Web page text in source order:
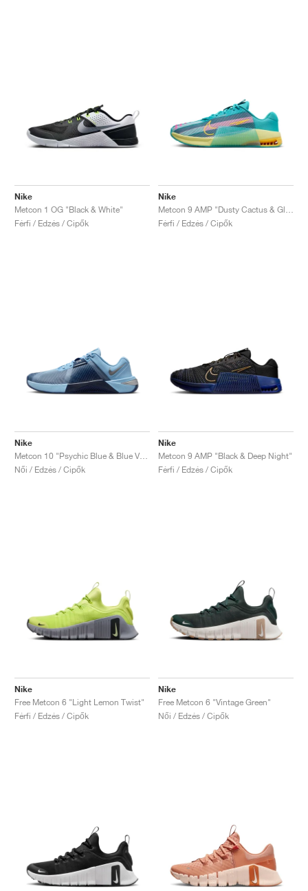
Nike
Metcon 1 OG "Black & White"
Férfi / Edzés / Cipők
Nike
Férfi / Edzés / Cipők
Nike
Női / Edzés / Cipők
Nike
Metcon 9 AMP "Black & Deep Night"
Férfi / Edzés / Cipők
Nike
Free Metcon 6 "Light Lemon Twist"
Férfi / Edzés / Cipők
Nike
Free Metcon 6 "Vintage Green"
Női / Edzés / Cipők